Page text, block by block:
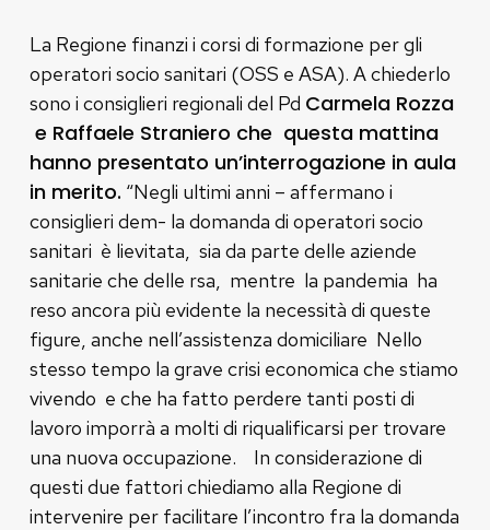
La Regione finanzi i corsi di formazione per gli
operatori socio sanitari (OSS e ASA). A chiederlo
sono i consiglieri regionali del Pd Carmela Rozza
e Raffaele Straniero che questa mattina
hanno presentato un’interrogazione in aula
in merito. “Negli ultimi anni – affermano i
consiglieri dem- la domanda di operatori socio
sanitari è lievitata, sia da parte delle aziende
sanitarie che delle rsa, mentre la pandemia ha
reso ancora più evidente la necessità di queste
figure, anche nell’assistenza domiciliare Nello
stesso tempo la grave crisi economica che stiamo
vivendo e che ha fatto perdere tanti posti di
lavoro imporrà a molti di riqualificarsi per trovare
una nuova occupazione. In considerazione di
questi due fattori chiediamo alla Regione di
intervenire per facilitare l’incontro fra la domanda